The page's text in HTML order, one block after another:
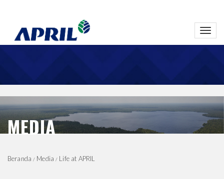
MEDIA
Beranda Media Life at APRIL